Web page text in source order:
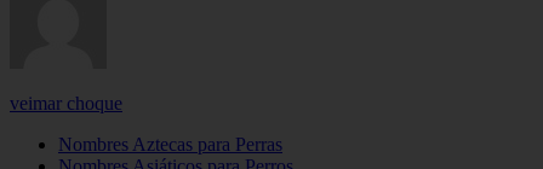
veimar choque
Nombres Aztecas para Perras